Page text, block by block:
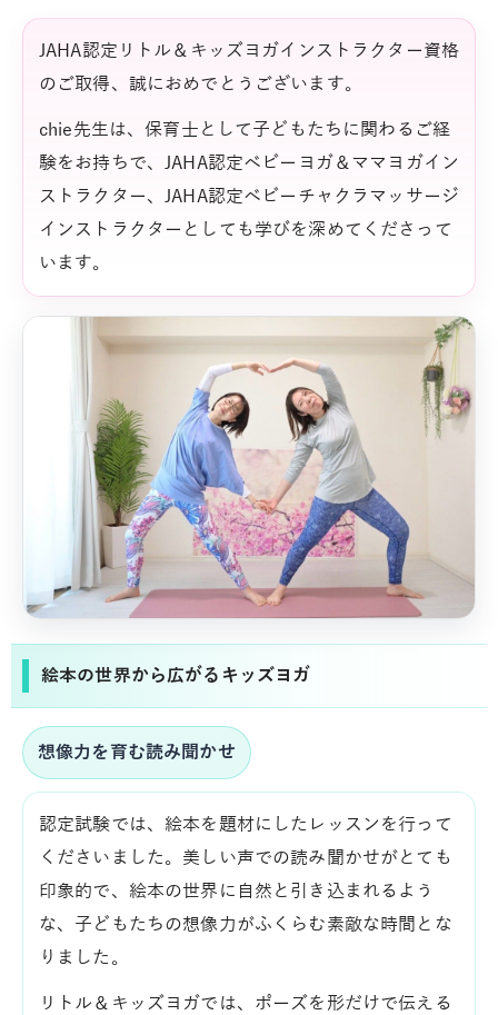
JAHA認定リトル＆キッズヨガインストラクター資格
のご取得、誠におめでとうございます。
chie先生は、保育士として子どもたちに関わるご経
験をお持ちで、JAHA認定ベビーヨガ＆ママヨガイン
ストラクター、JAHA認定ベビーチャクラマッサージ
インストラクターとしても学びを深めてくださって
います。
絵本の世界から広がるキッズヨガ
想像力を育む読み聞かせ
認定試験では、絵本を題材にしたレッスンを行って
くださいました。美しい声での読み聞かせがとても
印象的で、絵本の世界に自然と引き込まれるよう
な、子どもたちの想像力がふくらむ素敵な時間とな
りました。
リトル＆キッズヨガでは、ポーズを形だけで伝える